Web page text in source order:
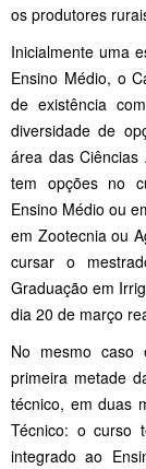
os produtores
Inicialmente uma
Ensino Médio, o
de existência
diversidade de
área das
tem opções no
Ensino Médio ou
em Zootecnia ou
cursar o
Graduação em
dia 20 de março
No mesmo caso
primeira metade
técnico, em duas
Técnico: o curso
integrado ao